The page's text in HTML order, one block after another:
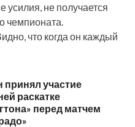
усилия, не получается
чемпионата.
что когда он каждый
принял участие
раскатке
перед матчем